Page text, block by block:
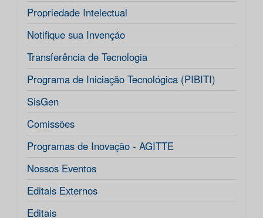
Propriedade Intelectual
Notifique sua Invenção
Transferência de Tecnologia
Programa de Iniciação Tecnológica (PIBITI)
SisGen
Comissões
Programas de Inovação - AGITTE
Nossos Eventos
Editais Externos
Editais